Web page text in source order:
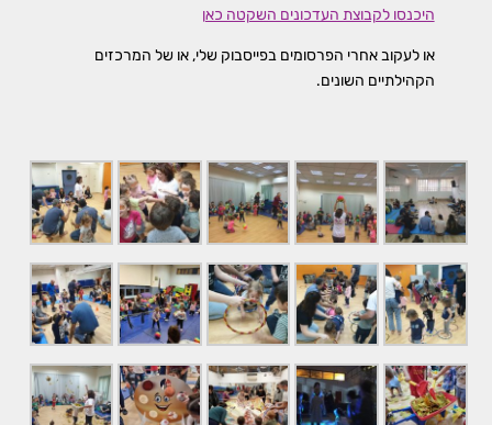
היכנסו לקבוצת העדכונים השקטה כאן
או לעקוב אחרי הפרסומים בפייסבוק שלי, או של המרכזים
הקהילתיים השונים.